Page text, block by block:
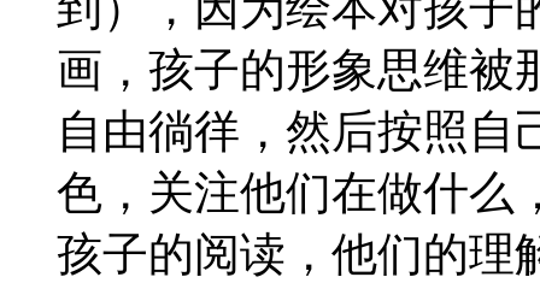
画，孩子的形象思维被
自由徜徉，然后按照自
色，关注他们在做什么
孩子的阅读，他们的理